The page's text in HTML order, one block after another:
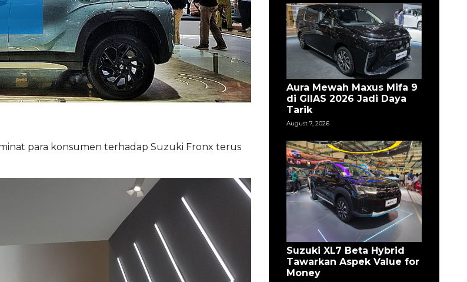
para konsumen terhadap Suzuki Fronx terus
Aura Mewah Maxus Mifa 9
di GIIAS 2026 Jadi Daya
Tarik
August 7, 2026
Suzuki XL7 Beta Hybrid
Tawarkan Aspek Value for
Money